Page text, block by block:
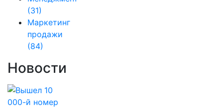
(31)
Маркетинг
продажи
(84)
Новости